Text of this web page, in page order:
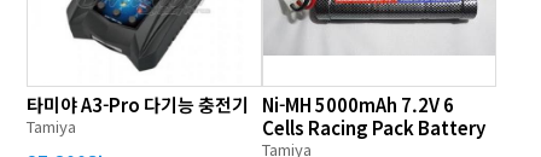
타미야 A3-Pro 다기능 충전기
Tamiya
Ni-MH 5000mAh 7.2V 6
Cells Racing Pack Battery
Tamiya